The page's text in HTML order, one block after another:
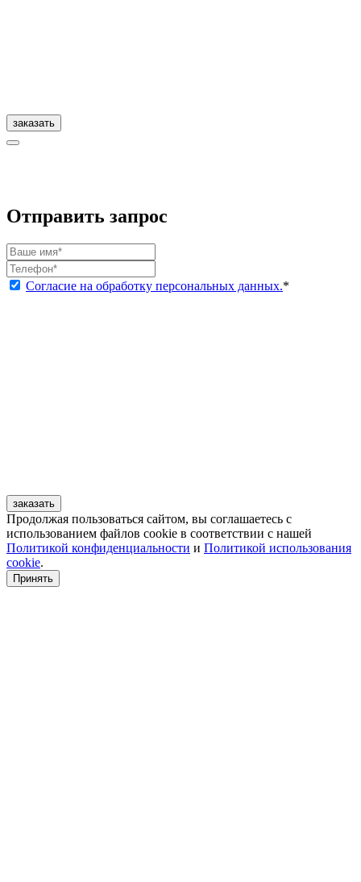
заказать
Отправить запрос
Согласие на обработку персональных данных.*
заказать
Продолжая пользоваться сайтом, вы соглашаетесь с
использованием файлов cookie в соответствии с нашей
Политикой конфиденциальности и Политикой использования
cookie.
Принять